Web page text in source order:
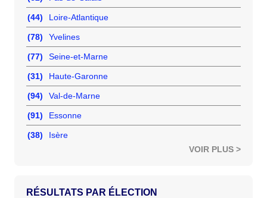
(44) Loire-Atlantique
(78) Yvelines
(77) Seine-et-Marne
(31) Haute-Garonne
(94) Val-de-Marne
(91) Essonne
(38)
Isère
VOIR PLUS >
RÉSULTATS PAR ÉLECTION